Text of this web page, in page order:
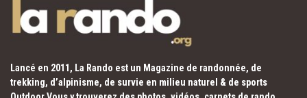
Lancé en 2011, La Rando est un Magazine de randonnée, de
trekking, d’alpinisme, de survie en milieu naturel & de sports